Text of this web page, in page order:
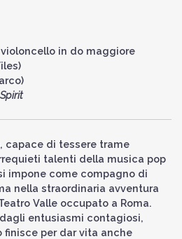
violoncello in do maggiore
capace di tessere trame
talenti della musica pop
impone come compagno di
nella straordinaria avventura
Valle occupato a Roma.
entusiasmi contagiosi,
per dar vita anche